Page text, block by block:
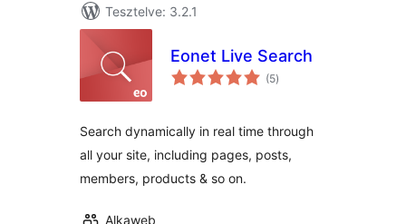
Tesztelve: 3.2.1
Eonet Live Search
(5értékelés
összesen
)
Search dynamically in real time through
all your site, including pages, posts,
members, products & so on.
Alkaweb